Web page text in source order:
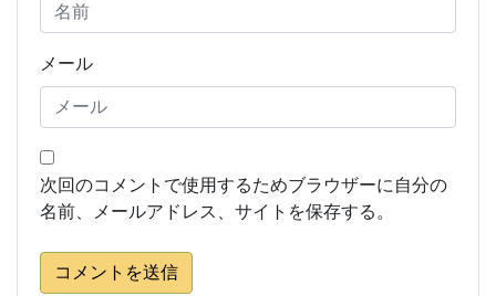
メール
次回のコメントで使用するためブラウザーに自分の
名前、メールアドレス、サイトを保存する。
コメントを送信